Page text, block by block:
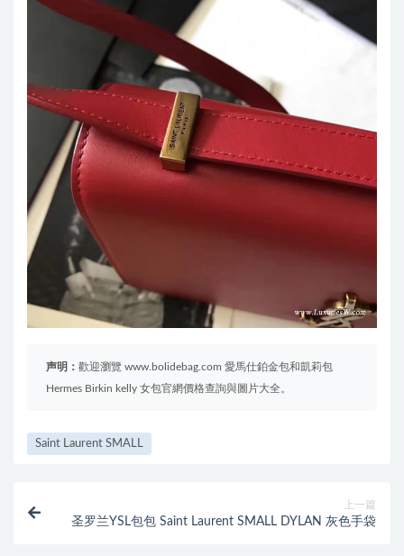
声明： 歡迎瀏覽 www.bolidebag.com 愛馬仕鉑金包和凱莉包
Hermes Birkin kelly 女包官網價格查詢與圖片大全。
Saint Laurent SMALL
上一篇
圣罗兰YSL包包 Saint Laurent SMALL DYLAN 灰色手袋